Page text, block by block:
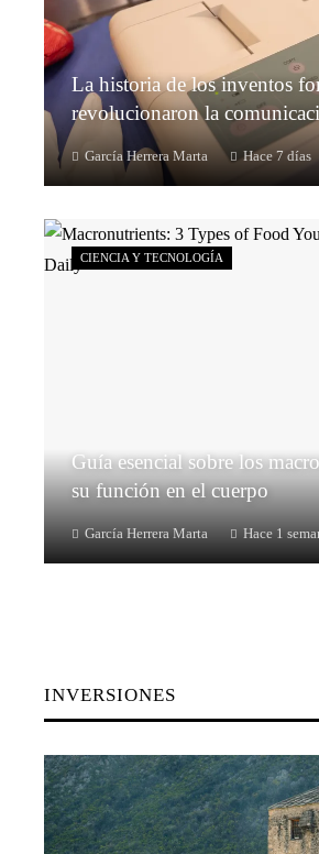
La historia de los inventos
revolucionaron la
García Herrera Marta Hace 7 días
CIENCIA Y TECNOLOGÍA
Guía esencial sobre los
su función en el cuerpo
García Herrera Marta Hace 1
INVERSIONES